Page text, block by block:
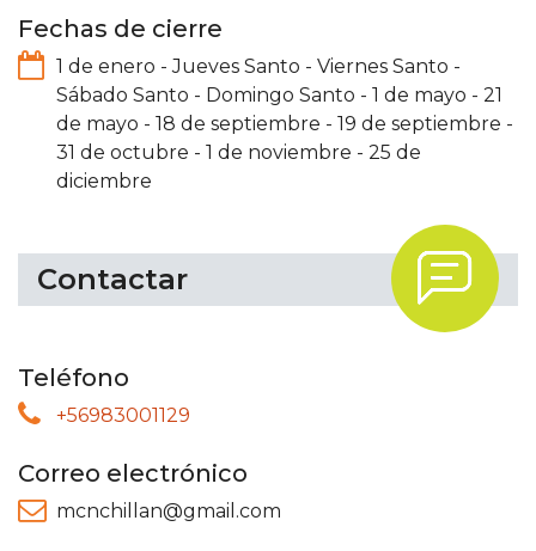
Fechas de cierre
1 de enero -Jueves Santo - Viernes Santo -
Sábado Santo - Domingo Santo - 1 de mayo - 21
de mayo - 18 de septiembre - 19 de septiembre -
31 de octubre - 1 de noviembre - 25 de
diciembre
Contactar .
Teléfono
+56983001129
Correo electrónico
mcnchillan@gmail.com